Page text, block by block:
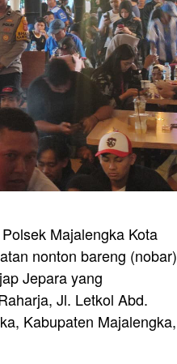
Majalengka Kota
nonton bareng (nobar)
Jepara yang
Jl. Letkol Abd.
Kabupaten Majalengka,